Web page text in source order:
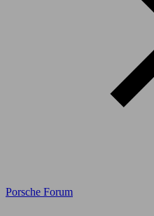
Porsche Forum